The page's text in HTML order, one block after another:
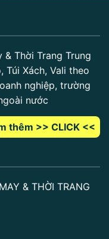
Thời Trang Trung
Túi Xách, Vali theo
nghiệp, trường
nước
thêm >> CLICK <<
& THỜI TRANG